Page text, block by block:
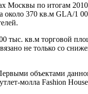
по итогам
370 кв.м GLA/1
кв.м торговой
не только со
объектами
молла Fashion